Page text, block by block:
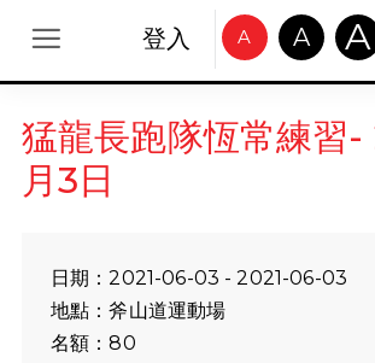
登入 A A A
猛龍長跑隊恆常練習-
月3日
日期：2021-06-03 - 2021-06-03
地點：斧山道運動場
名額：80